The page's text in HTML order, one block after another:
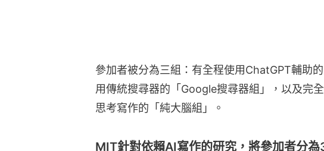
參加者被分為三組：有全程使用ChatGPT輔助
用傳統搜尋器的「Google搜尋器組」，以及完
思考寫作的「純大腦組」。
MIT針對依賴AI寫作的研究，將參加者分為